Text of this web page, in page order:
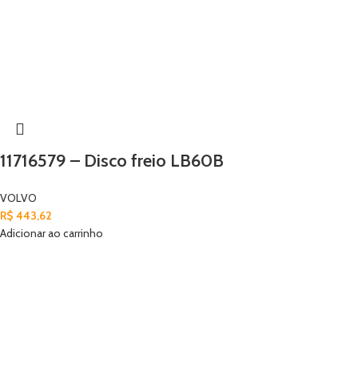
11716579 – Disco freio LB60B
VOLVO
R$ 443,62
Adicionar ao carrinho